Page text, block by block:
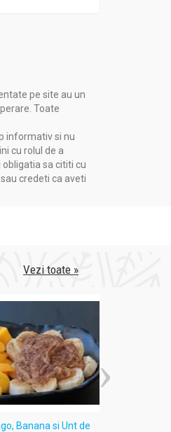
tipurile de
ani în
Vitamina E
pe site au un
Toate
informativ si nu
cu rolul de a
sa cititi cu
credeti ca aveti
Vezi toate »
Banana si Unt de